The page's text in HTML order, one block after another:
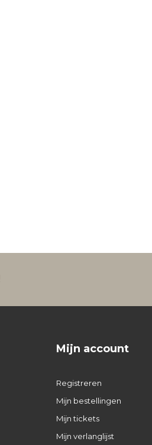
Mijn account
Registreren
Mijn bestellingen
Mijn tickets
Mijn verlanglijst